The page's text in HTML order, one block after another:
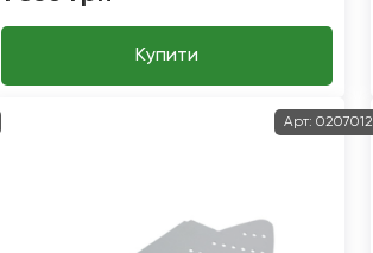
Купити
Арт: 0207012